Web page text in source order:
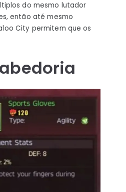
do mesmo lutador
então até mesmo
City permitem que os